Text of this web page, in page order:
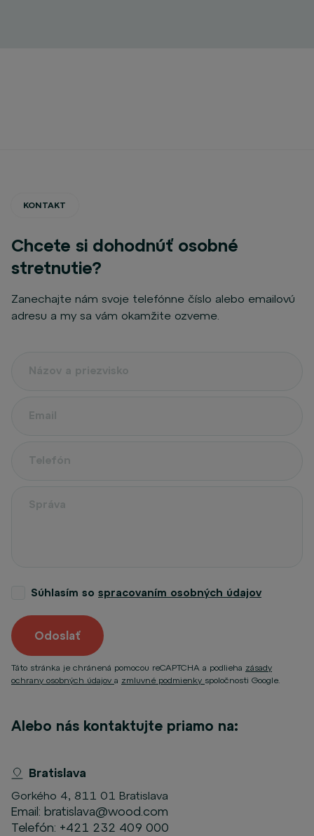
KONTAKT
Chcete si dohodnúť osobné
stretnutie?
Zanechajte nám svoje telefónne číslo alebo emailovú
adresu a my sa vám okamžite ozveme.
Odoslať
Súhlasím so spracovaním osobných údajov
Táto stránka je chránená pomocou reCAPTCHA a podlieha zásady
ochrany osobných údajov a zmluvné podmienky spoločnosti Google.
Alebo nás kontaktujte priamo na:
Bratislava
Gorkého 4, 811 01 Bratislava
Email: bratislava@wood.com
Telefón: +421 232 409 000